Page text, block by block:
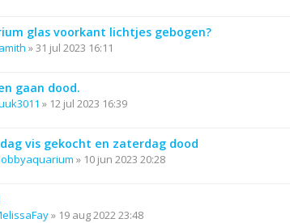
glas voorkant lichtjes gebogen?
»31 jul 2023 16:11
gaan dood.
» 12 jul 2023 16:39
vis gekocht en zaterdag dood
» 10 jun 2023 20:28
» 19 aug 2022 23:48